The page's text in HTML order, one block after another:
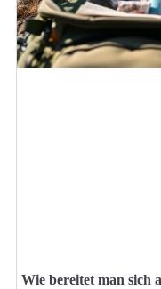
Wie bereitet man sich